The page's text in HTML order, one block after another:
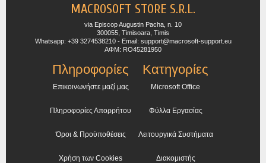
MACROSOFT STORE S.R.L.
via Episcop Augustin Pacha, n. 10
300055, Timisoara, Timis
Whatsapp: +39 3274538210 - Email: support@macrosoft-support.eu
ΑΦΜ: RO45281950
Πληροφορίες
Επικοινωνήστε μαζί μας
Πληροφορίες Απορρήτου
Όροι & Προϋποθέσεις
Χρήση των Cookies
Κατηγορίες
Microsoft Office
Φύλλα Εργασίας
Λειτουργικά Συστήματα
Διακομιστής